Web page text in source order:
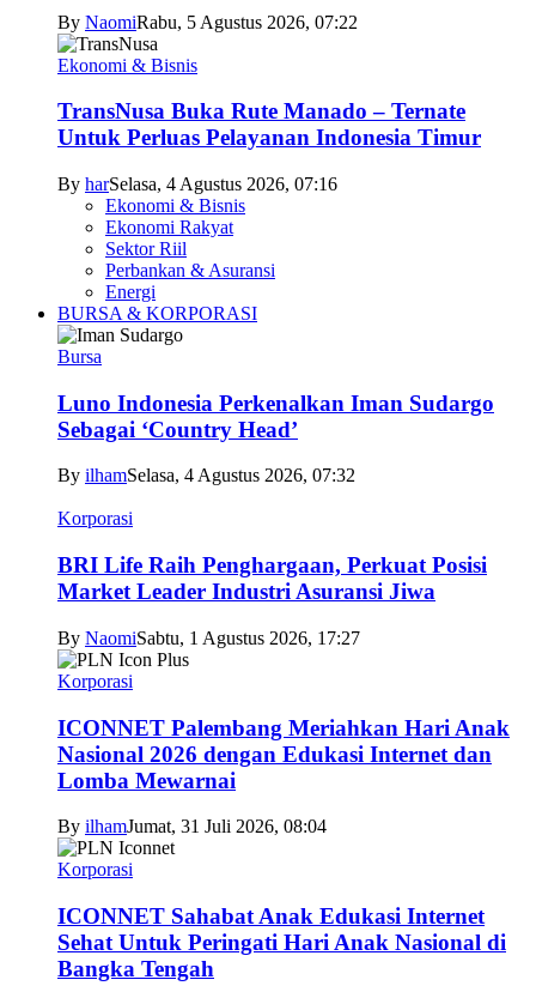
By NaomiRabu, 5 Agustus 2026, 07:22
Ekonomi & Bisnis
TransNusa Buka Rute Manado – Ternate
Untuk Perluas Pelayanan Indonesia Timur
By harSelasa, 4 Agustus 2026, 07:16
Ekonomi & Bisnis
Ekonomi Rakyat
Sektor Riil
Perbankan & Asuransi
Energi
BURSA & KORPORASI
Bursa
Luno Indonesia Perkenalkan Iman Sudargo
Sebagai ‘Country Head’
By ilhamSelasa, 4 Agustus 2026, 07:32
Korporasi
BRI Life Raih Penghargaan, Perkuat Posisi
Market Leader Industri Asuransi Jiwa
By NaomiSabtu, 1 Agustus 2026, 17:27
Korporasi
ICONNET Palembang Meriahkan Hari Anak
Nasional 2026 dengan Edukasi Internet dan
Lomba Mewarnai
By ilhamJumat, 31 Juli 2026, 08:04
Korporasi
ICONNET Sahabat Anak Edukasi Internet
Sehat Untuk Peringati Hari Anak Nasional di
Bangka Tengah